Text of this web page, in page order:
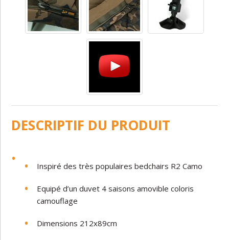
DESCRIPTIF DU PRODUIT
Inspiré des très populaires bedchairs R2 Camo
Equipé d’un duvet 4 saisons amovible coloris
camouflage
Dimensions 212x89cm